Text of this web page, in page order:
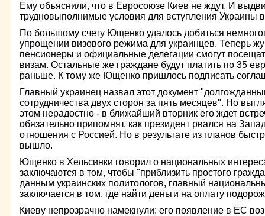
Ему объяснили, что в Евросоюзе Киев не ждут. И
трудновыполнимые условия для вступления Украины
По большому счету Ющенко удалось добиться
упрощении визового режима для украинцев. Теперь
пенсионеры и официальные делегации смогут
визам. Остальные же граждане будут платить по 35
раньше. К тому же Ющенко пришлось подписать
Главный украинец назвал этот документ
сотрудничества двух сторон за пять месяцев". Но
этом нерадостно - в ближайший вторник его ждет
обязательно припомнят, как президент рвался на
отношения с Россией. Но в результате из планов
вышло.
Ющенко в Хельсинки говорил о национальных
заключаются в том, чтобы "приблизить простого
данным украинских политологов, главный
заключается в том, где найти деньги на оплату
Киеву непрозрачно намекнули: его появление в ЕС